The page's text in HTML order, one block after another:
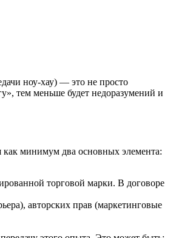
ноу-хау) — это не просто
тем меньше будет недоразумений и
как минимум два основных элемента:
торговой марки. В договоре
авторских прав (маркетинговые